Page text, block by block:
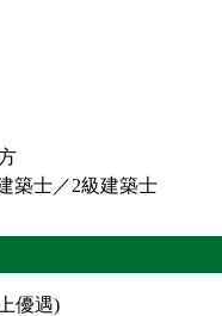
築士／2級建築士
優遇)